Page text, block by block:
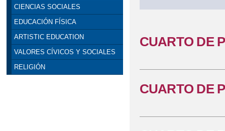
CIENCIAS SOCIALES
EDUCACIÓN FÍSICA
ARTISTIC EDUCATION
VALORES CÍVICOS Y SOCIALES
RELIGIÓN
CUARTO DE
CUARTO DE